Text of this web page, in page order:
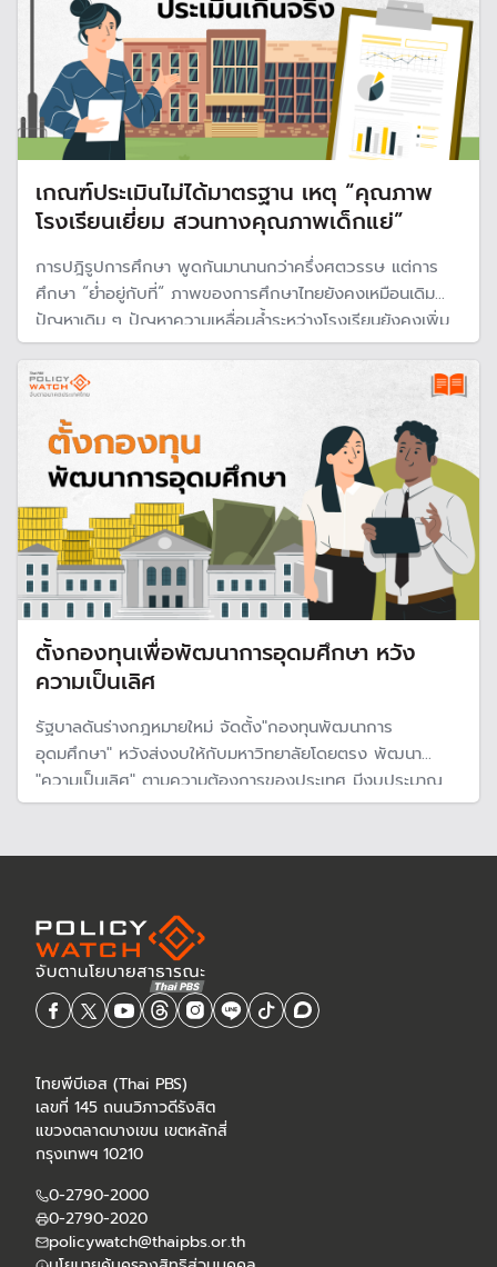
เกณฑ์ประเมินไม่ได้มาตรฐาน เหตุ “คุณภาพ
โรงเรียนเยี่ยม สวนทางคุณภาพเด็กแย่”
การปฎิรูปการศึกษา พูดกันมานานกว่าครึ่งศตวรรษ แต่การ
ศึกษา “ย่ำอยู่กับที่“ ภาพของการศึกษาไทยยังคงเหมือนเดิม
ปัญหาเดิม ๆ ปัญหาความเหลื่อมล้ำระหว่างโรงเรียนยังคงเพิ่ม
ขึ้นเรื่อย ๆ เผยเครื่องมือประเมินโรงเรียนของไทย ไม่ได้
มาตรฐาน ไม่สะท้อนความเป็นจริง ขณะที่คุณภาพนักเรียนย่ำแย่
ตั้งกองทุนเพื่อพัฒนาการอุดมศึกษา หวัง
ความเป็นเลิศ
รัฐบาลดันร่างกฎหมายใหม่ จัดตั้ง"กองทุนพัฒนาการ
อุดมศึกษา" หวังส่งงบให้กับมหาวิทยาลัยโดยตรง พัฒนา
"ความเป็นเลิศ" ตามความต้องการของประเทศ มีงบประมาณ
และคณะกรรมการบริหารโดยเฉพาะ
ไทยพีบีเอส (Thai PBS)
เลขที่ 145 ถนนวิภาวดีรังสิต
แขวงตลาดบางเขน เขตหลักสี่
กรุงเทพฯ 10210
0-2790-2000
0-2790-2020
policywatch@thaipbs.or.th